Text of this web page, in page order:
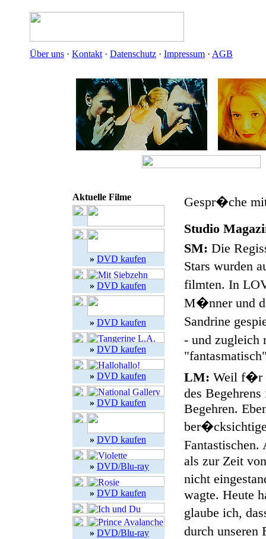
Über uns · Kontakt · Datenschutz · Impressum · AGB
Aktuelle Filme
» DVD kaufen
» DVD kaufen
» DVD kaufen
» DVD kaufen
» DVD kaufen
» DVD kaufen
» DVD kaufen
» DVD/Blu-ray
» DVD kaufen
» DVD/Blu-ray
Gespr�che
Studio
SM: Die
Stars wurden
filmten. In
M�nner und
Sandrine
- und
LM: Weil f�r
des
Begehren.
ber�cksichtige
als zur Zeit
nicht
wagte. Heute
glaube ich,
durch